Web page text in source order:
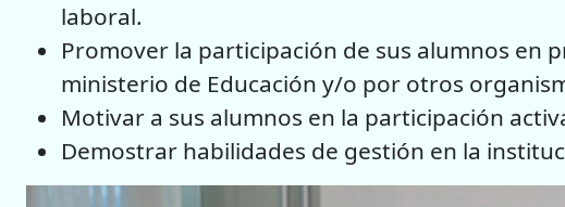
laboral.
Promover la participación de sus alumnos en
ministerio de Educación y/o por otros
Motivar a sus alumnos en la participación
Demostrar habilidades de gestión en la